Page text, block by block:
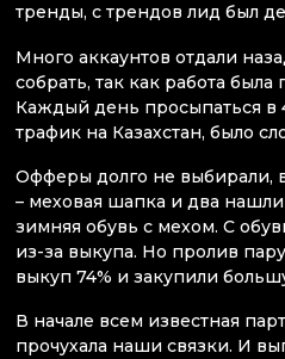
тренды, с трендов лид был
Много аккаунтов отдали
собрать, так как работа
Каждый день просыпаться в
трафик на Казахстан, было
Офферы долго не выбирали,
– меховая шапка и два
зимняя обувь с мехом. С
из-за выкупа. Но пролив
выкуп 74% и закупили
В начале всем известная
прочухала наши связки. И